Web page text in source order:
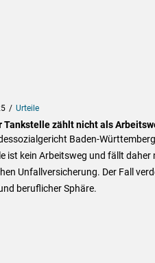
Urteile
Tankstelle zählt nicht als
Baden-
ist kein Arbeitsweg und fällt daher
Unfallversicherung. Der Fall
beruflicher Sphäre.